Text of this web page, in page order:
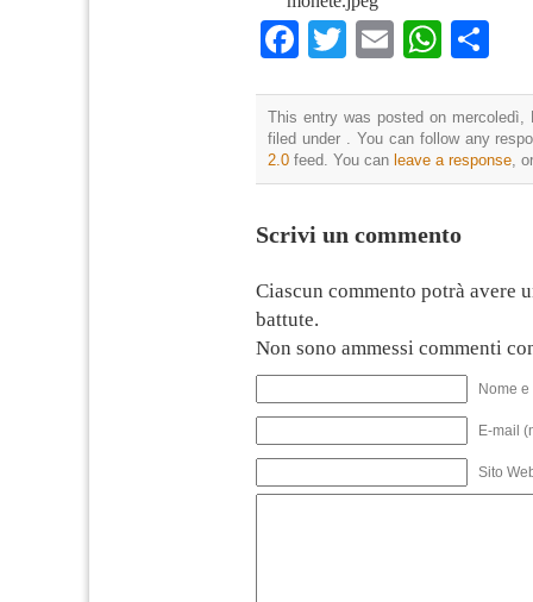
Facebook
TwitterEmail
This entry was posted on
filed under . You can follow any
2.0 feed. You can leave a response,
Scrivi un commento
Ciascun commento potrà avere
battute.
Non sono ammessi commenti
Nome
E-mail
Sito